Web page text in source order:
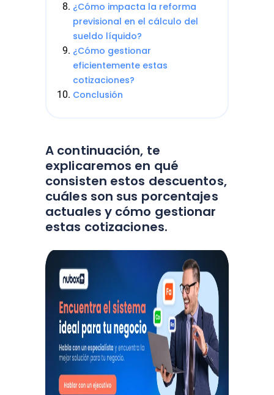
¿Cómo impacta la reforma
previsional en el cálculo del
sueldo líquido?
¿Cómo gestionar
eficientemente estas
cotizaciones?
Conclusión
A continuación, te
explicaremos en qué
consisten estos descuentos,
cuáles son sus porcentajes
actuales y cómo gestionar
estas cotizaciones.